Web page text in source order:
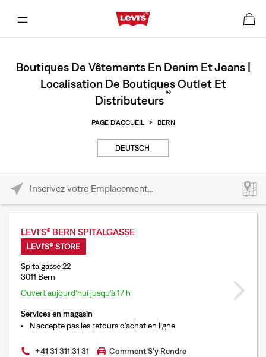
Boutiques De Vêtements En Denim Et Jeans |
Localisation De Boutiques Outlet Et
Distributeurs®
PAGE D'ACCUEIL > BERN
DEUTSCH
LEVI'S® BERN SPITALGASSE
LEVI'S® STORE
Spitalgasse 22
3011 Bern
Ouvert aujourd’hui jusqu’à 17 h
Services en magasin
N'accepte pas les retours d'achat en ligne
+41 31 311 31 31 Comment S'y Rendre